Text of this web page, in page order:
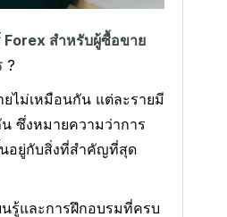
Forex สำหรับผู้ซื้อขาย
?
ยไม่เหมือนกัน แต่ละรายมี
ซึ่งหมายความว่าการ
อยู่กับสิ่งที่สำคัญที่สุด
นรู้และการฝึกอบรมที่ครบ